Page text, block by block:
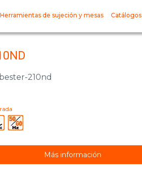
Herramientas de sujeción y mesas Catálogos
210nd
Más información